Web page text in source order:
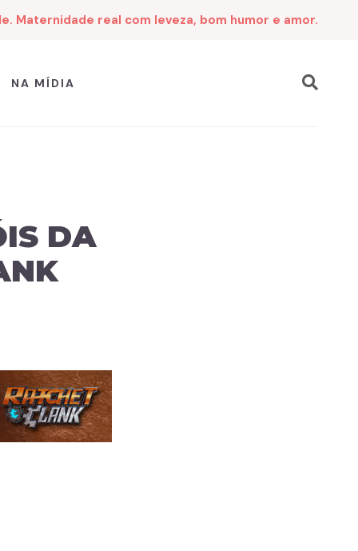
Maternidade real com leveza, bom humor e amor.
NA MÍDIA
DA